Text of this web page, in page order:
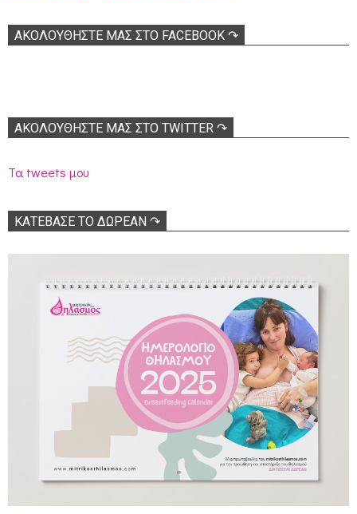
ΑΚΟΛOΥΘΉΣΤΕ ΜΑΣ ΣΤΟ FACEBOOK ↷
ΑΚΟΛΟΥΘΉΣΤΕ ΜΑΣ ΣΤΟ TWITTER ↷
Τα tweets μου
ΚΑΤΕΒΑΣΕ ΤΟ ΔΩΡΕΑΝ ↷